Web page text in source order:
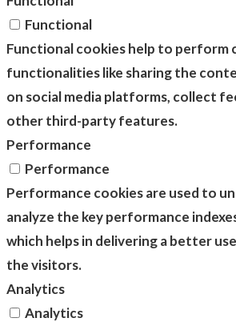
Functional
Functional cookies help to perform
functionalities like sharing the
on social media platforms, collect
other third-party features.
Performance
Performance
Performance cookies are used to
analyze the key performance
which helps in delivering a better
the visitors.
Analytics
Analytics